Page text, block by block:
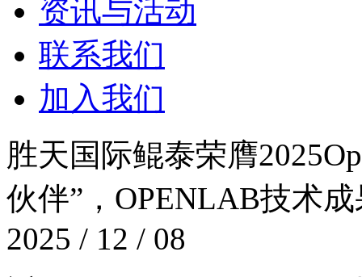
资讯与活动
联系我们
加入我们
胜天国际鲲泰荣膺
伙伴”，OPENLAB技术
2025 / 12 / 08